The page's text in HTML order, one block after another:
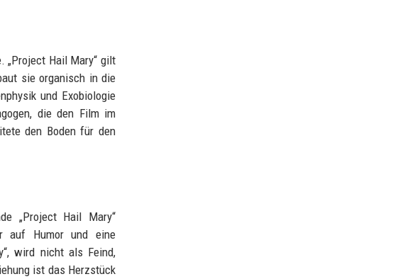
„Project Hail Mary“ gilt
sie organisch in die
und Exobiologie
die den Film im
den Boden für den
„Project Hail Mary“
auf Humor und eine
wird nicht als Feind,
ist das Herzstück